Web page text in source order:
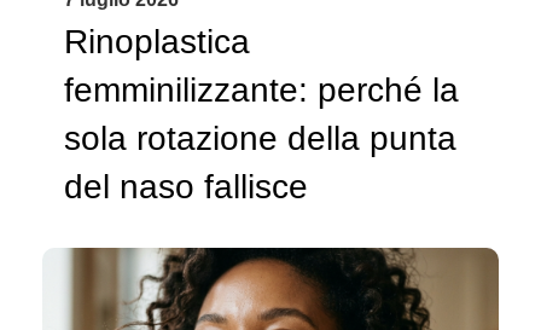
Rinoplastica
femminilizzante: perché la
sola rotazione della punta
del naso fallisce